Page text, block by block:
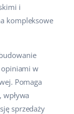
i
kompleksowe
opiniami w
Pomaga
wpływa
sprzedaży